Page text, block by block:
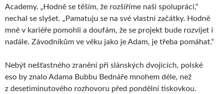
Academy. „Hodně se těším, že rozšíříme naši spolupráci,“
nechal se slyšet. „Pamatuju se na své vlastní začátky. Hodně
mně v kariéře pomohli a doufám, že se projekt bude rozvíjet i
nadále. Závodníkům ve věku jako je Adam, je třeba pomáhat.“
Nebýt nešťastného zranění při slánských dvojicích, polské
eso by znalo Adama Bubbu Bednáře mnohem déle, než
z desetiminutového rozhovoru před pondělní tiskovkou.